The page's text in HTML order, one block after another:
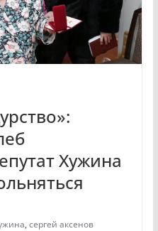
Хужина
, сергей аксенов